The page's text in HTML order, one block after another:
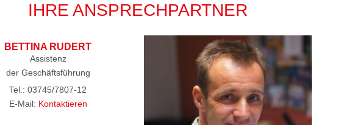
IHRE ANSPRECHPARTNER
BETTINA RUDERT
Assistenz
der Geschäftsführung
Tel.: 03745/7807-12
E-Mail: Kontaktieren